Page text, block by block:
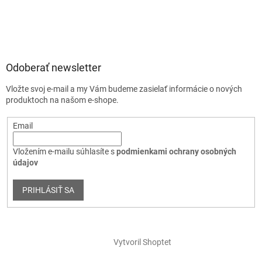
Odoberať newsletter
Vložte svoj e-mail a my Vám budeme zasielať informácie o nových
produktoch na našom e-shope.
Email
Vložením e-mailu súhlasíte spodmienkami ochrany osobných
údajov
PRIHLÁSIŤ SA
Vytvoril Shoptet